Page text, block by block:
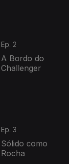
Ep. 2
A Bordo do
Challenger
Ep. 3
Sólido como
Rocha